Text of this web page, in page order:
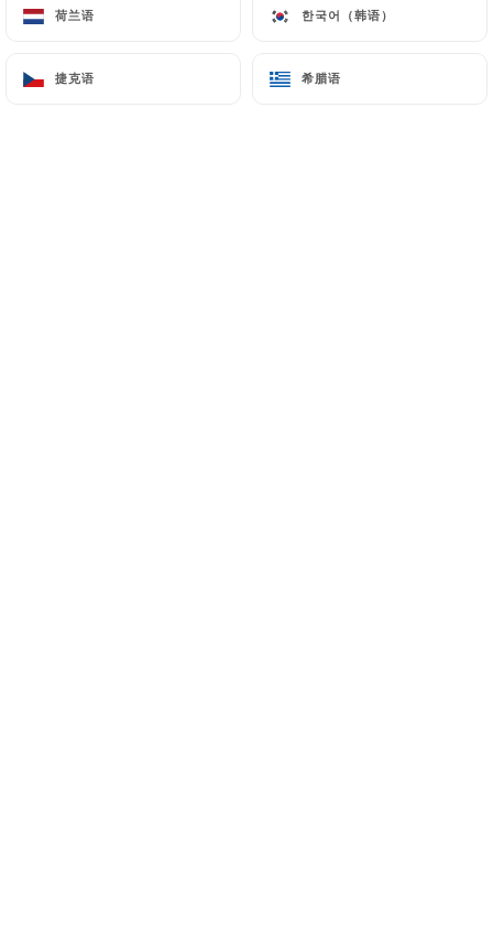
荷兰语 한국어（韩语）
捷克语 希腊语
荷兰语 한국어（韩语）
捷克语 希腊语